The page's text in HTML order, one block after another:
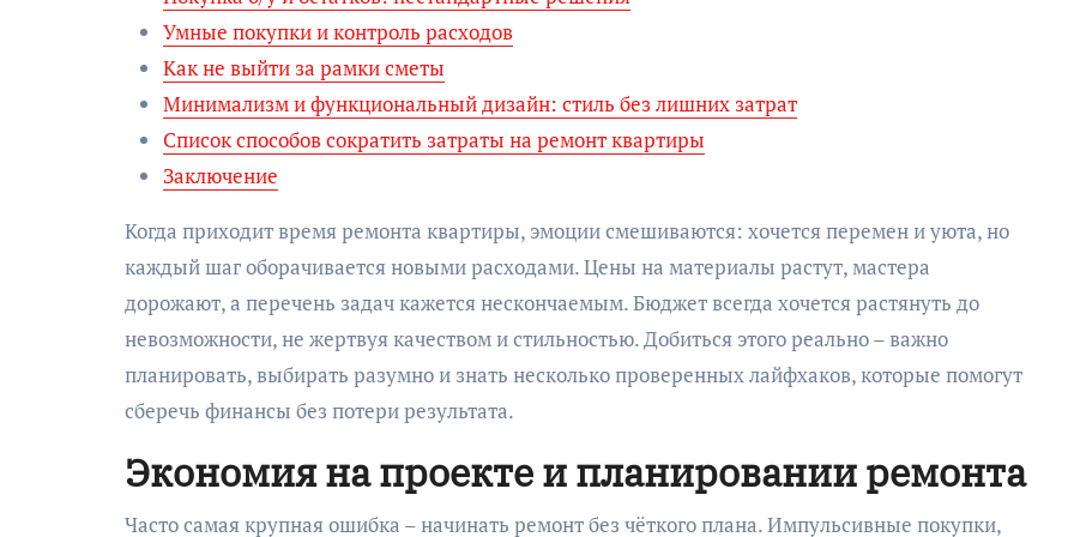
Умные покупки и контроль расходов
Как не выйти за рамки сметы
Минимализм и функциональный дизайн: стиль без лишних затрат
Список способов сократить затраты на ремонт квартиры
Заключение
Когда приходит время ремонта квартиры, эмоции смешиваются: хочется перемен и уюта, но
каждый шаг оборачивается новыми расходами. Цены на материалы растут, мастера
дорожают, а перечень задач кажется нескончаемым. Бюджет всегда хочется растянуть до
невозможности, не жертвуя качеством и стильностью. Добиться этого реально – важно
планировать, выбирать разумно и знать несколько проверенных лайфхаков, которые помогут
сберечь финансы без потери результата.
Экономия на проекте и планировании ремонта
Часто самая крупная ошибка – начинать ремонт без чёткого плана. Импульсивные покупки,